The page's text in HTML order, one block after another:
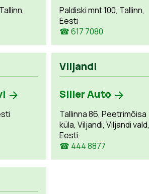
Paldiski mnt 100, Tallinn,
Eesti
☎ 617 7080
Viljandi
Siller Auto
Tallinna 86, Peetrimõisa
küla, Viljandi, Viljandi vald,
Eesti
☎ 444 8877